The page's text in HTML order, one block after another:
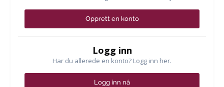
Opprett en konto
Logg inn
Har du allerede en konto? Logg inn her.
Logg inn nå